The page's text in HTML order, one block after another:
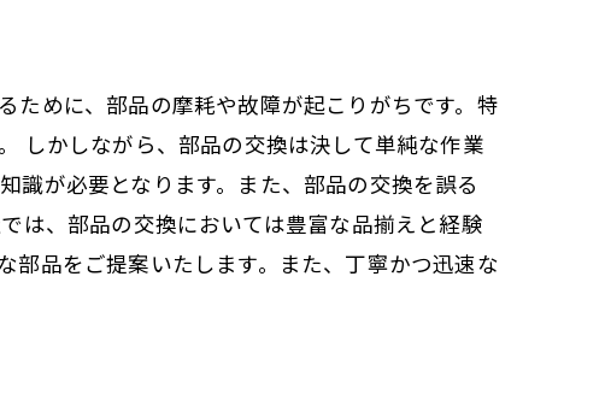
ために、部品の摩耗や故障が起こりがちです。特
しかしながら、部品の交換は決して単純な作業
識が必要となります。また、部品の交換を誤る
は、部品の交換においては豊富な品揃えと経験
部品をご提案いたします。また、丁寧かつ迅速な